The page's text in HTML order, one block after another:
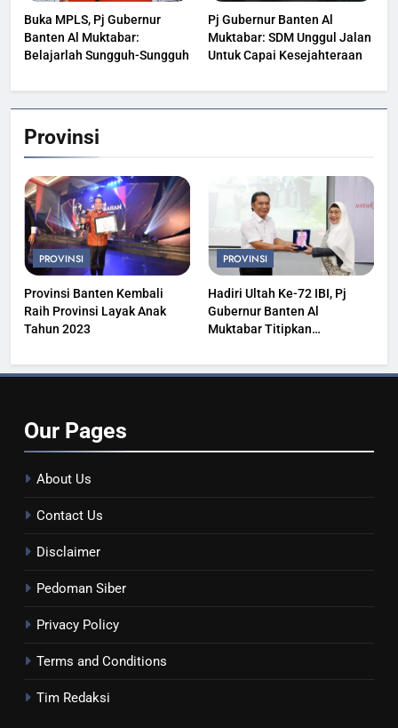
Buka MPLS, Pj Gubernur
Banten Al Muktabar:
Belajarlah Sungguh-Sungguh
Pj Gubernur Banten Al
Muktabar: SDM Unggul Jalan
Untuk Capai Kesejahteraan
Provinsi
PROVINSI
Provinsi Banten Kembali
Raih Provinsi Layak Anak
Tahun 2023
PROVINSI
Hadiri Ultah Ke-72 IBI, Pj
Gubernur Banten Al
Muktabar Titipkan
Our Pages
About Us
Contact Us
Disclaimer
Pedoman Siber
Privacy Policy
Terms and Conditions
Tim Redaksi